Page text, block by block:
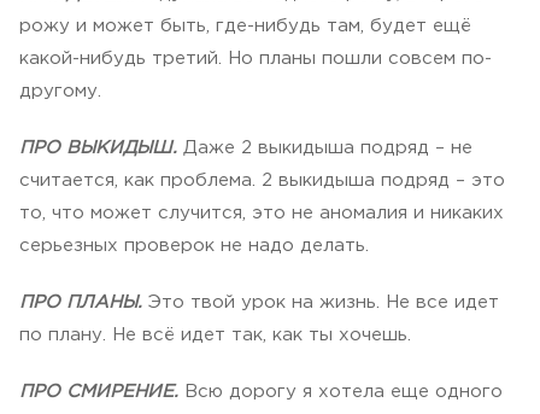
рожу и может быть, где-нибудь там, будет ещё
какой-нибудь третий. Но планы пошли совсем по-
другому.
ПРО ВЫКИДЫШ. Даже 2 выкидыша подряд – не
считается, как проблема. 2 выкидыша подряд – это
то, что может случится, это не аномалия и никаких
серьезных проверок не надо делать.
ПРО ПЛАНЫ. Это твой урок на жизнь. Не все идет
по плану. Не всё идет так, как ты хочешь.
ПРО СМИРЕНИЕ. Всю дорогу я хотела еще одного